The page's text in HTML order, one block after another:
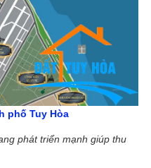
phố Tuy Hòa
phát triển mạnh giúp thu